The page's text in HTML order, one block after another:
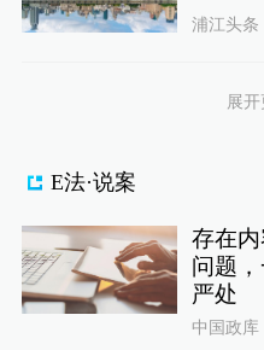
浦江头条
展开
E法·说案
存在
问题
严处
中国政库